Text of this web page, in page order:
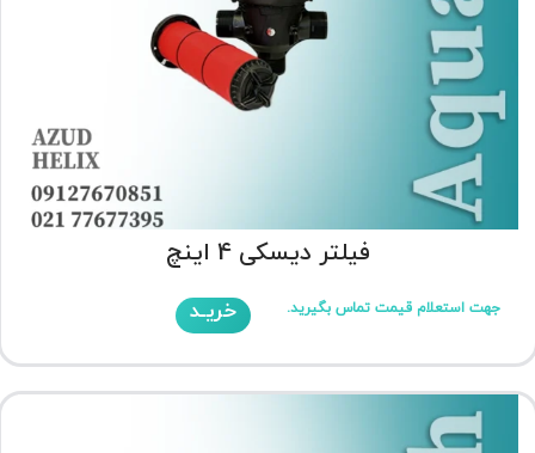
فیلتر دیسکی 4 اینچ
جهت استعلام قیمت تماس بگیرید. خریـد